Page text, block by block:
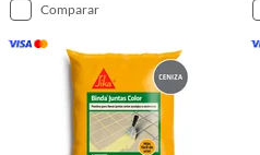
comparar